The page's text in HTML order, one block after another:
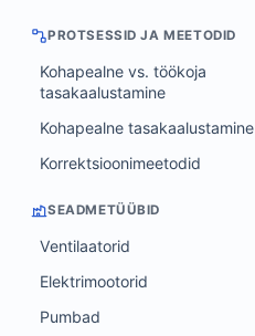
PROTSESSID JA MEETODID
Kohapealne vs. töökoja
tasakaalustamine
Kohapealne tasakaalustamine
Korrektsioonimeetodid
SEADMETÜÜBID
Ventilaatorid
Elektrimootorid
Pumbad